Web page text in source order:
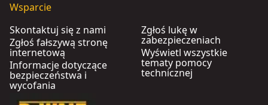
Wsparcie
Skontaktuj się z nami
Zgłoś fałszywą stronę
internetową
Informacje dotyczące
bezpieczeństwa i
wycofania
Zgłoś lukę w
zabezpieczeniach
Wyświetl wszystkie
tematy pomocy
technicznej